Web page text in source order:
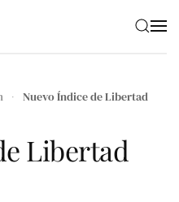
Nuevo Índice de Libertad
Libertad